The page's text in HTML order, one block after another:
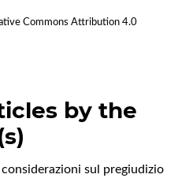
Commons Attribution 4.0
by the
considerazioni sul pregiudizio